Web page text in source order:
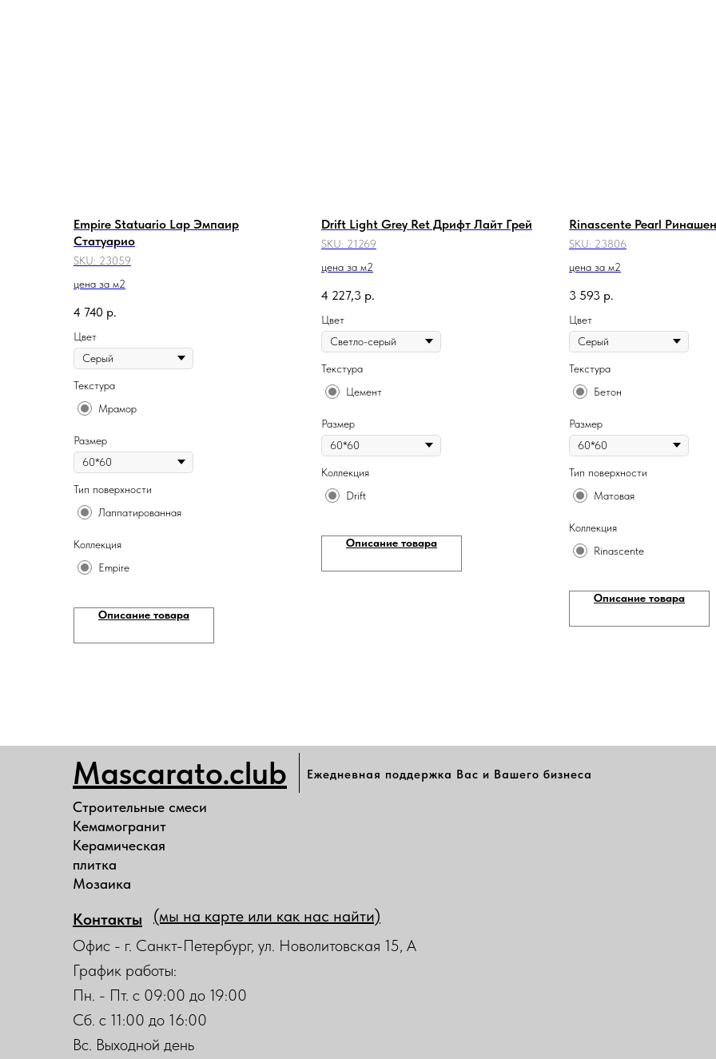
Empire Statuario Lap Эмпаир
Статуарио
SKU: 23059
цена за м2
4 740 р.
Цвет
Текстура
Мрамор
Размер
Тип поверхности
Лаппатированная
Коллекция
Empire
Описание товара
Drift Light Grey Ret Дрифт Лайт Грей
SKU: 21269
цена за м2
4 227,3 р.
Цвет
Текстура
Цемент
Размер
Коллекция
Drift
Описание товара
Rinascente Pearl
SKU: 23806
цена за м2
3 593 р.
Цвет
Текстура
Бетон
Размер
Тип поверхности
Матовая
Коллекция
Rinascente
Описание товара
Ежедневная поддержка Вас и Вашего бизнеса
Mascarato.club
Строительные смеси
Кемамогранит
Керамическая
плитка
Мозаика
Контакты
Офис - г. Санкт-Петербург, ул. Новолитовская 15, А
График работы:
Пн. - Пт. с 09:00 до 19:00
Сб. с 11:00 до 16:00
Вс. Выходной день
(мы на карте или как нас найти)